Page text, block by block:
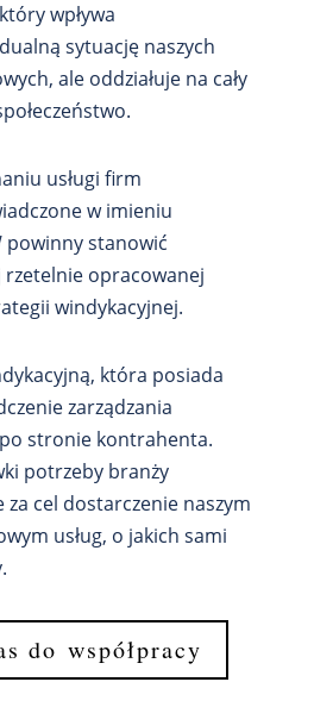
wpływa
sytuację naszych
ale oddziałuje na cały
usługi firm
w imieniu
powinny stanowić
rzetelnie opracowanej
windykacyjnej.
która posiada
zarządzania
stronie kontrahenta.
potrzeby branży
cel dostarczenie naszym
usług, o jakich sami
do współpracy